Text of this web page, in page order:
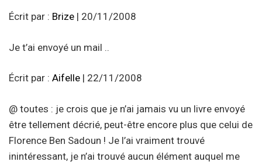
Écrit par : Brize | 20/11/2008
Je t’ai envoyé un mail ..
Écrit par : Aifelle | 22/11/2008
@ toutes : je crois que je n’ai jamais vu un livre envoyé
être tellement décrié, peut-être encore plus que celui de
Florence Ben Sadoun ! Je l’ai vraiment trouvé
inintéressant, je n’ai trouvé aucun élément auquel me